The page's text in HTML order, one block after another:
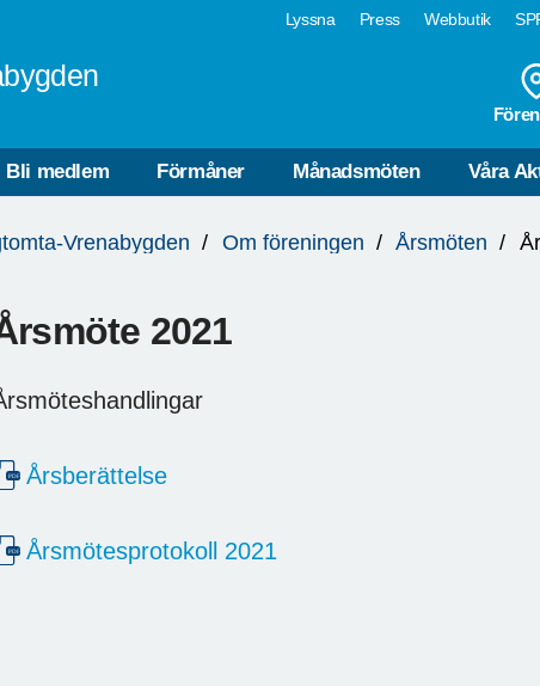
Lyssna Press Webbutik
Bli medlem Förmåner Månadsmöten Våra
Vrenabygden Om föreningen Årsmöten
2021
Årsberättelse
Årsmötesprotokoll 2021